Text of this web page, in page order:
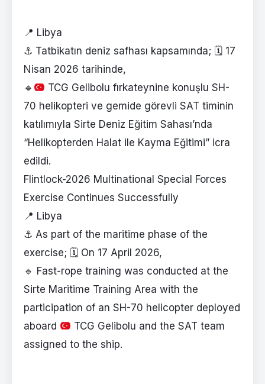
📍 Libya
⚓ Tatbikatın deniz safhası kapsamında; 🗓️ 17
Nisan 2026 tarihinde,
🔹
TCG Gelibolu fırkateynine konuşlu SH-
70 helikopteri ve gemide görevli SAT timinin
katılımıyla Sirte Deniz Eğitim Sahası’nda
“Helikopterden Halat ile Kayma Eğitimi” icra
edildi.
Flintlock-2026 Multinational Special Forces
Exercise Continues Successfully
📍 Libya
⚓ As part of the maritime phase of the
exercise; 🗓️ On 17 April 2026,
🔹 Fast-rope training was conducted at the
Sirte Maritime Training Area with the
participation of an SH-70 helicopter deployed
aboard
TCG Gelibolu and the SAT team
assigned to the ship.